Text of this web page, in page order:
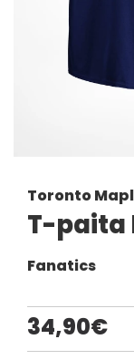
Toronto
T-paita
Fanatics
34,90€